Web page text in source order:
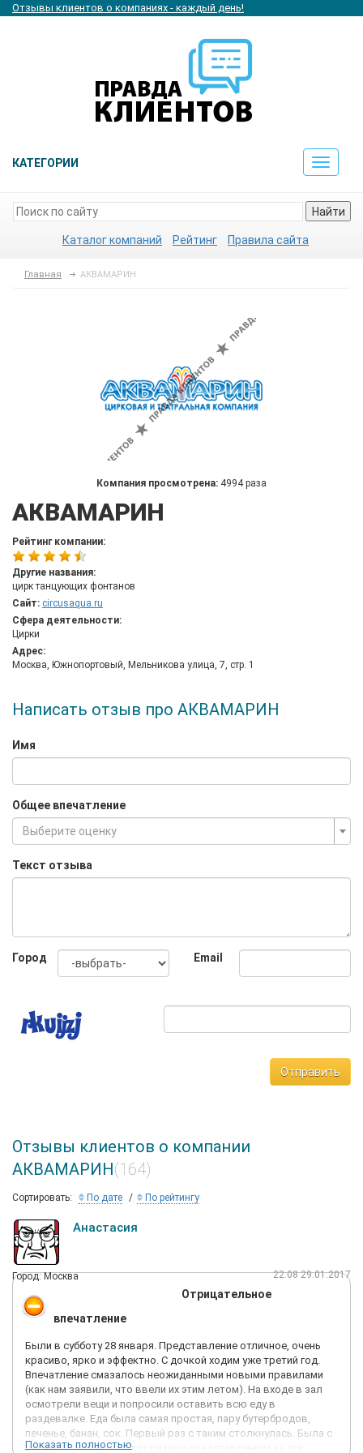
Отзывы клиентов о компаниях - каждый день!
КАТЕГОРИИ
Toggle
Найти
Каталог компаний Рейтинг Правила сайта
Главная АКВАМАРИН
Компания просмотрена: 4994 раза
АКВАМАРИН
Рейтинг компании:
Другие названия:
цирк танцующих фонтанов
Сайт: circusaqua.ru
Сфера деятельности:
Цирки
Адрес:
Москва, Южнопортовый, Мельникова улица, 7, стр. 1
Написать отзыв про АКВАМАРИН
Имя
Общее впечатление
Выберите оценку
Текст отзыва
Город Email
Отправить
Отзывы клиентов о компании
АКВАМАРИН(164)
Сортировать: По дате По рейтингу
Анастасия
Город: Москва 22:08 29.01.2017
Отрицательное
впечатление
Были в субботу 28 января. Представление отличное, очень
красиво, ярко и эффектно. С дочкой ходим уже третий год.
Впечатление смазалось неожиданными новыми правилами
(как нам заявили, что ввели их этим летом). На входе в зал
осмотрели вещи и попросили оставить всю еду в
раздевалке. Еда была самая простая, пару бутербродов,
печенье, банан, сок. Первый раз с таким столкнулась. Была с
ребёнком на нескольких разных представлениях за эти
Показать полностью